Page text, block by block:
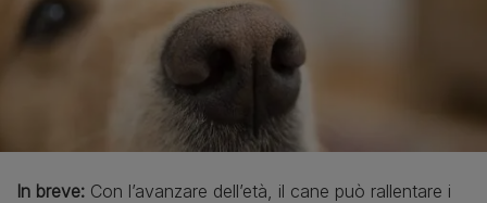
In breve: Con l’avanzare dell’età, il cane può rallentare i